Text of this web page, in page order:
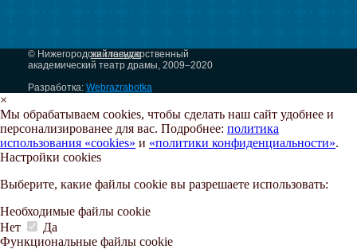
на главную
© Нижегородский государственный
академический театр драмы, 2009–2020
Разработка: Webrazrabotka
×
Мы обрабатываем cookies, чтобы сделать наш сайт удобнее и
персонализированее для вас. Подробнее: политика
использования «cookies» и «политики конфиденциальности».
Настройки cookies
Выберите, какие файлы cookie вы разрешаете использовать:
Необходимые файлы cookie
Нет
Да
Функциональные файлы cookie